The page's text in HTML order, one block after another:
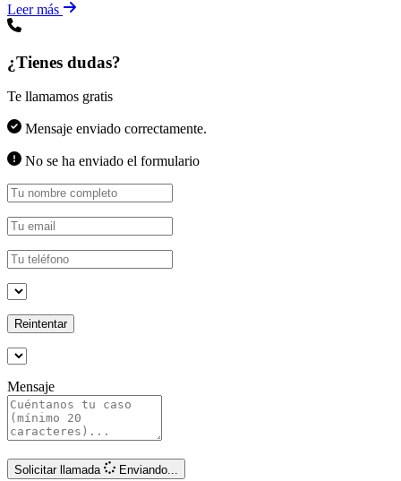
Leer más
¿Tienes dudas?
Te llamamos gratis
Mensaje enviado correctamente.
No se ha enviado el formulario
Reintentar
Mensaje
Solicitar llamada Enviando...